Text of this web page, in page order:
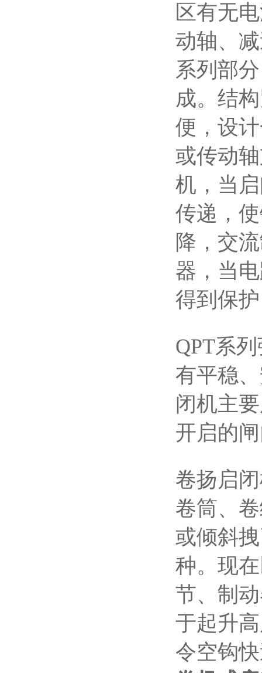
区有无
动轴、
系列部
成。结
便，设
或传动
机，当
传递，
降，交
器，当
得到保
QPT系
有平稳
闭机主
开启的
卷扬启
卷筒、
或倾斜
种。现
节、制
于起升
令空钩